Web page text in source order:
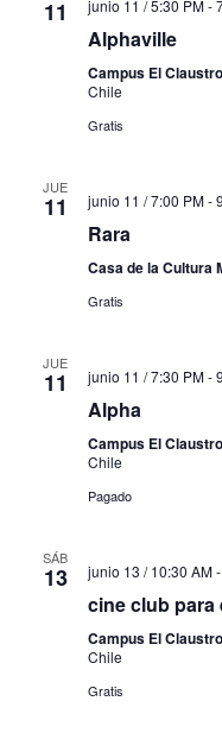
11 junio 11 / 5:30 PM-
Alphaville
Campus El
Chile
Gratis
JUE
11 junio 11 / 7:00 PM-
Rara
Casa de la Cultura
Gratis
JUE
11 junio 11 / 7:30 PM-
Alpha
Campus El
Chile
Pagado
SÁB
13 junio 13 / 10:30 AM-
cine club para
Campus El
Chile
Gratis